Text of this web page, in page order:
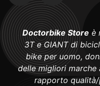
Doctorbike Store è
3T e GIANT di
bike per uomo,
delle migliori marche
rapporto